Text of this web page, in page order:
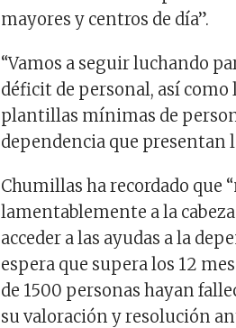
mayores y centros de día”.
“Vamos a seguir luchando
déficit de personal, así
plantillas mínimas de
dependencia que presentan
Chumillas ha recordado que
lamentablemente a la
acceder a las ayudas a la
espera que supera los 12
de 1500 personas hayan
su valoración y resolución